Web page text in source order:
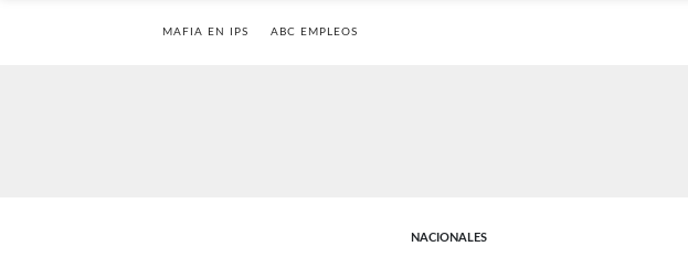
MAFIA EN IPS ABC EMPLEOS
NACIONALES